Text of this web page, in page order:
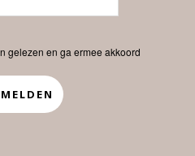
Pro.nl
Contact
APP
gelezen en ga ermee akkoord